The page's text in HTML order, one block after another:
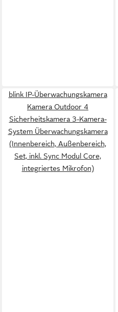
blink IP-Überwachungskamera
Kamera Outdoor 4
Sicherheitskamera 3-Kamera-
System Überwachungskamera
(Innenbereich, Außenbereich,
Set, inkl. Sync Modul Core,
integriertes Mikrofon)